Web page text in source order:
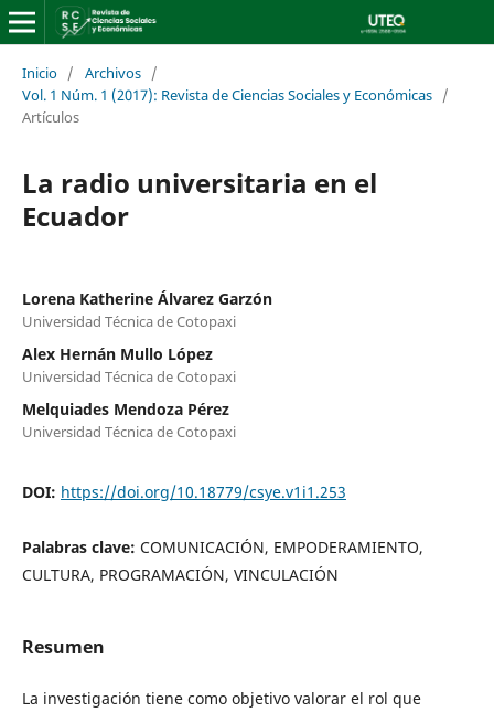
Inicio / Archivos /
Vol. 1 Núm. 1 (2017): Revista de Ciencias Sociales y Económicas /
Artículos
La radio universitaria en el
Ecuador
Lorena Katherine Álvarez Garzón
Universidad Técnica de Cotopaxi
Alex Hernán Mullo López
Universidad Técnica de Cotopaxi
Melquiades Mendoza Pérez
Universidad Técnica de Cotopaxi
DOI: https://doi.org/10.18779/csye.v1i1.253
Palabras clave: COMUNICACIÓN, EMPODERAMIENTO,
CULTURA, PROGRAMACIÓN, VINCULACIÓN
Resumen
La investigación tiene como objetivo valorar el rol que